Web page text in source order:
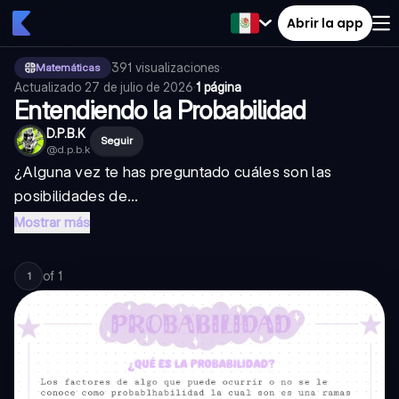
Abrir la app
Matemáticas 391 visualizaciones·
Actualizado 27 de julio de 2026·1 página
Entendiendo la Probabilidad
D.P.B.K
@d.p.b.k
Seguir
¿Alguna vez te has preguntado cuáles son las
posibilidades de...
Mostrar más
1 of 1